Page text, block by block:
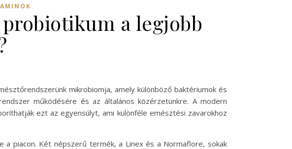
a legjobb
mikrobiomja, amely különböző baktériumok és
működésére és az általános közérzetünkre. A modern
ezt az egyensúlyt, ami különféle emésztési zavarokhoz
a piacon. Két népszerű termék, a Linex és a Normaflore, sokak